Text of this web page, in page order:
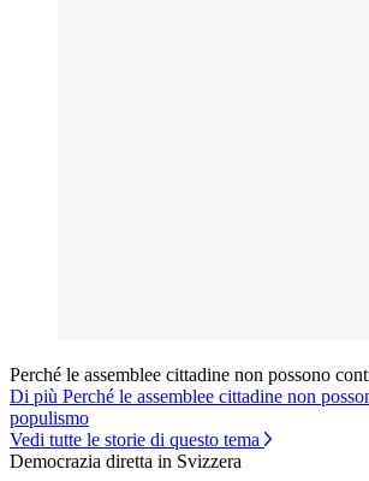
Perché le assemblee cittadine non possono
Di più Perché le assemblee cittadine non
populismo
Vedi tutte le storie di questo tema
Democrazia diretta in Svizzera